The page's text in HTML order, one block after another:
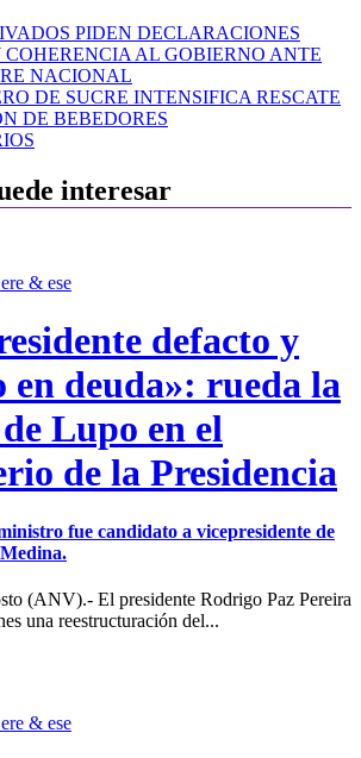
PIDEN DECLARACIONES
COHERENCIA AL GOBIERNO ANTE
NACIONAL
DE SUCRE INTENSIFICA RESCATE
DE BEBEDORES
interesar
& ese
defacto y
en deuda»: rueda la
Lupo en el
de la Presidencia
fue candidato a vicepresidente de
(ANV).- El presidente Rodrigo Paz Pereira
una reestructuración del...
& ese